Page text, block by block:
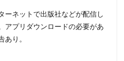
ーネットで出版社などが配信し
アプリダウンロードの必要があ
あり。